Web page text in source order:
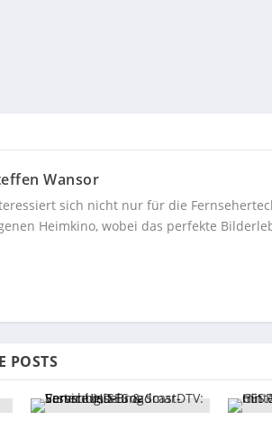
Wansor
sich nicht nur für die
Heimkino, wobei das perfekte
POSTS